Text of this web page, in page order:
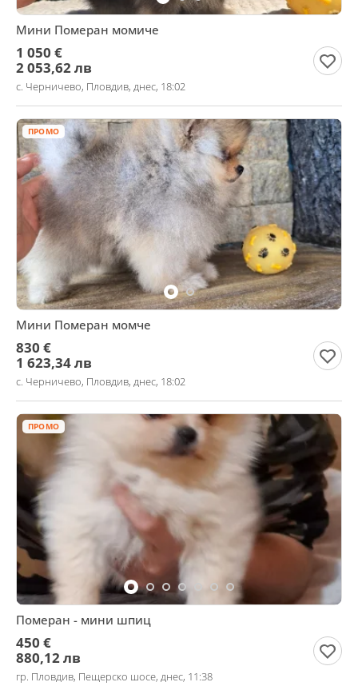
Мини Померан момиче
1 050 €
2 053,62 лв
с. Черничево, Пловдив, днес, 18:02
ПРОМО
Мини Померан момче
830 €
1 623,34 лв
с. Черничево, Пловдив, днес, 18:02
ПРОМО
Померан - мини шпиц
450 €
880,12 лв
гр. Пловдив, Пещерско шосе, днес, 11:38